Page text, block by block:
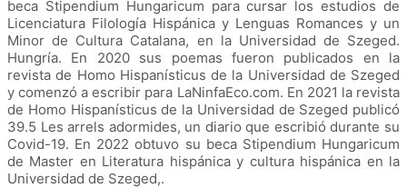
beca Stipendium Hungaricum para cursar los estudios de
Licenciatura Filología Hispánica y Lenguas Romances y un
Minor de Cultura Catalana, en la Universidad de Szeged.
Hungría. En 2020 sus poemas fueron publicados en la
revista de Homo Hispanísticus de la Universidad de Szeged
y comenzó a escribir para LaNinfaEco.com. En 2021 la revista
de Homo Hispanísticus de la Universidad de Szeged publicó
39.5 Les arrels adormides, un diario que escribió durante su
Covid-19. En 2022 obtuvo su beca Stipendium Hungaricum
de Master en Literatura hispánica y cultura hispánica en la
Universidad de Szeged,.